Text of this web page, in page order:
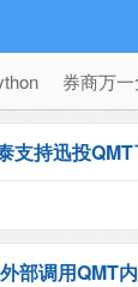
券商万
支持迅投QMT
部调用QMT